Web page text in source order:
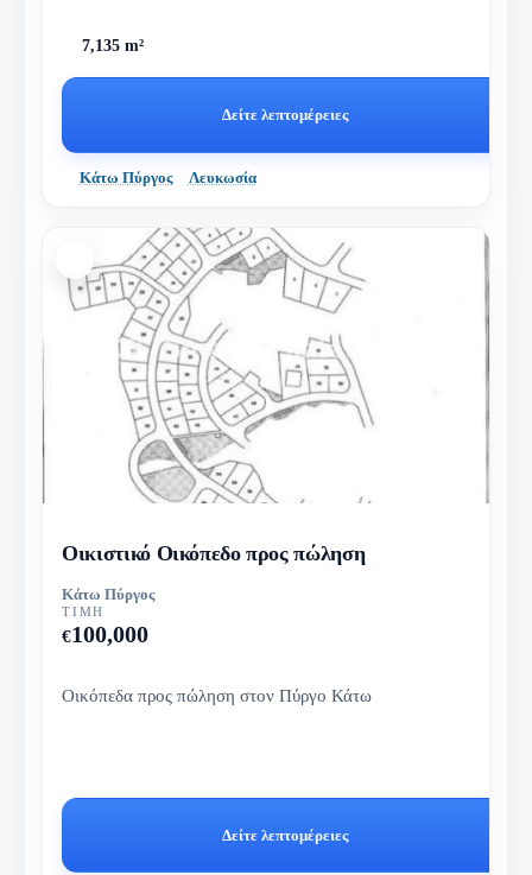
7,135 m²
Δείτε λεπτομέρειες
Κάτω Πύργος Λευκωσία
Οικιστικό Οικόπεδο προς πώληση
Κάτω Πύργος
ΤΙΜΉ
€100,000
Οικόπεδα προς πώληση στον Πύργο Κάτω
Δείτε λεπτομέρειες